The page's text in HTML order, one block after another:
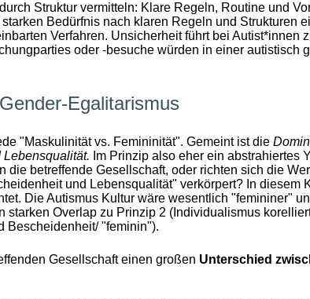
Struktur vermitteln: Klare Regeln, Routine und
Bedürfnis nach klaren Regeln und Strukturen
Verfahren. Unsicherheit führt bei Autist*innen
oder -besuche würden in einer autistisch
Egalitarismus
"Maskulinität vs. Femininität". Gemeint ist die
Im Prinzip also eher ein abstrahiertes
betreffende Gesellschaft, oder richten sich die
und Lebensqualität" verkörpert? In diesem
Die Autismus Kultur wäre wesentlich "femininer"
Overlap zu Prinzip 2 (Individualismus
Bescheidenheit/ "feminin").
Gesellschaft einen großen Unterschied